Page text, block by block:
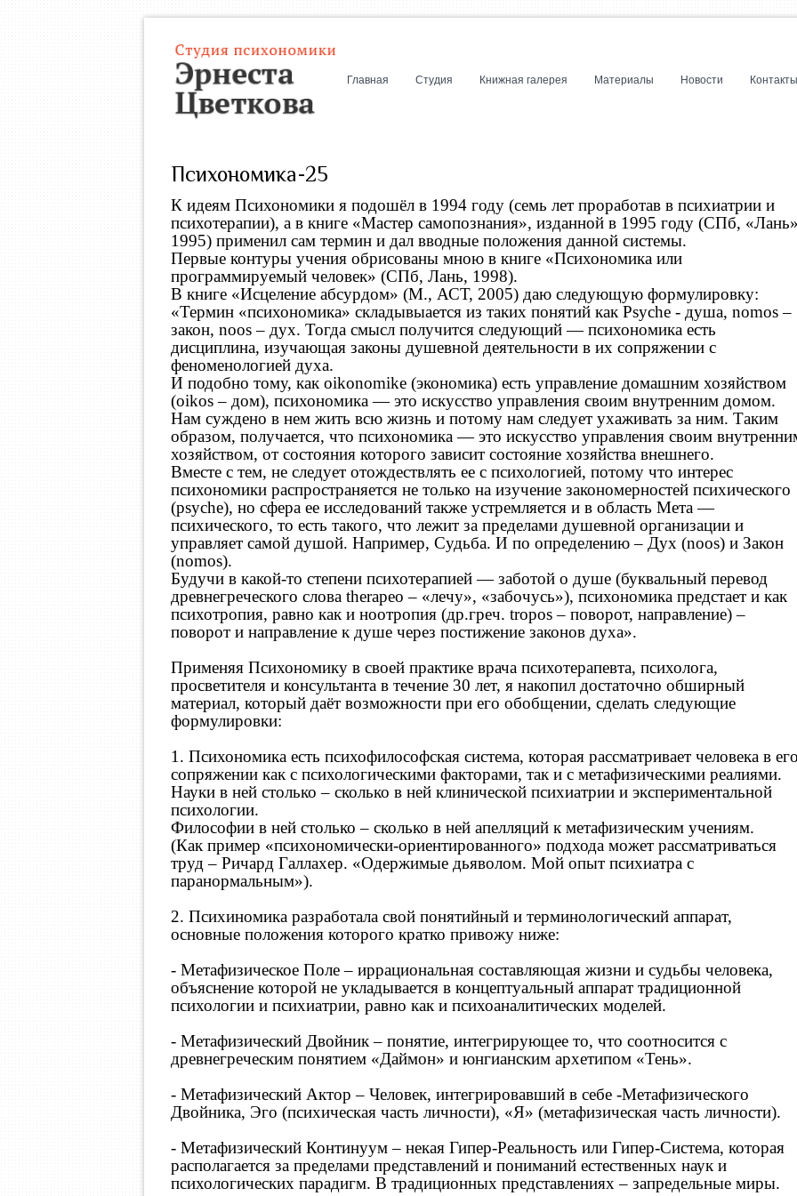
Главная Студия Книжная галерея Материалы Новости Контакты
Психономика-25
К идеям Психономики я подошёл в 1994 году (семь лет проработав в психиатрии и
психотерапии), а в книге «Мастер самопознания», изданной в 1995 году (СПб,
1995) применил сам термин и дал вводные положения данной системы.
Первые контуры учения обрисованы мною в книге «Психономика или
программируемый человек» (СПб, Лань, 1998).
В книге «Исцеление абсурдом» (М., АСТ, 2005) даю следующую формулировку:
«Термин «психономика» складывыается из таких понятий как Psyche - душа, nomos –
закон, noos – дух. Тогда смысл получится следующий — психономика есть
дисциплина, изучающая законы душевной деятельности в их сопряжении с
феноменологией духа.
И подобно тому, как oikonomike (экономика) есть управление домашним хозяйством
(oikos – дом), психономика — это искусство управления своим внутренним домом.
Нам суждено в нем жить всю жизнь и потому нам следует ухаживать за ним. Таким
образом, получается, что психономика — это искусство управления своим
хозяйством, от состояния которого зависит состояние хозяйства внешнего.
Вместе с тем, не следует отождествлять ее с психологией, потому что интерес
психономики распространяется не только на изучение закономерностей психического
(psyche), но сфера ее исследований также устремляется и в область Мета —
психического, то есть такого, что лежит за пределами душевной организации и
управляет самой душой. Например, Судьба. И по определению – Дух (noos) и Закон
(nomos).
Будучи в какой-то степени психотерапией — заботой о душе (буквальный перевод
древнегреческого слова therapeo – «лечу», «забочусь»), психономика предстает и как
психотропия, равно как и ноотропия (др.греч. tropos – поворот, направление) –
поворот и направление к душе через постижение законов духа».
Применяя Психономику в своей практике врача психотерапевта, психолога,
просветителя и консультанта в течение 30 лет, я накопил достаточно обширный
материал, который даёт возможности при его обобщении, сделать следующие
формулировки:
1. Психономика есть психофилософская система, которая рассматривает человека в
сопряжении как с психологическими факторами, так и с метафизическими реалиями.
Науки в ней столько – сколько в ней клинической психиатрии и экспериментальной
психологии.
Философии в ней столько – сколько в ней апелляций к метафизическим учениям.
(Как пример «психономически-ориентированного» подхода может рассматриваться
труд – Ричард Галлахер. «Одержимые дьяволом. Мой опыт психиатра с
паранормальным»).
2. Психиномика разработала свой понятийный и терминологический аппарат,
основные положения которого кратко привожу ниже:
- Метафизическое Поле – иррациональная составляющая жизни и судьбы человека,
объяснение которой не укладывается в концептуальный аппарат традиционной
психологии и психиатрии, равно как и психоаналитических моделей.
- Метафизический Двойник – понятие, интегрирующее то, что соотносится с
древнегреческим понятием «Даймон» и юнгианским архетипом «Тень».
- Метафизический Актор – Человек, интегрировавший в себе -Метафизического
Двойника, Эго (психическая часть личности), «Я» (метафизическая часть личности).
- Метафизический Континуум – некая Гипер-Реальность или Гипер-Система, которая
располагается за пределами представлений и пониманий естественных наук и
психологических парадигм. В традиционных представлениях – запредельные миры.